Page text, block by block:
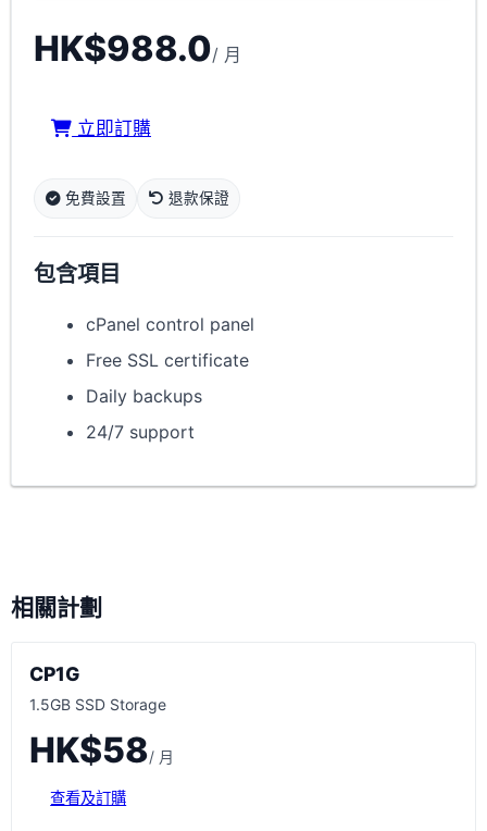
HK$988.0/ 月
立即訂購
免費設置 退款保證
包含項目
cPanel control panel
Free SSL certificate
Daily backups
24/7 support
相關計劃
CP1G
1.5GB SSD Storage
HK$58/ 月
查看及訂購